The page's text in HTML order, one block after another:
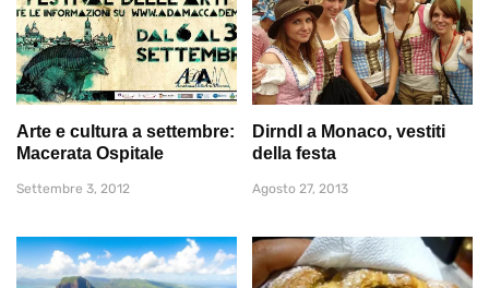
Arte e cultura a settembre:
Macerata Ospitale
Settembre 3, 2012
Dirndl a Monaco, vestiti
della festa
Agosto 27, 2013